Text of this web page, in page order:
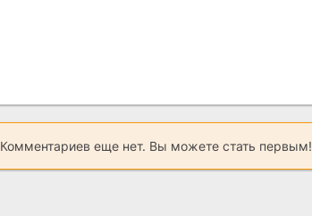
Комментариев еще нет. Вы можете стать первым!